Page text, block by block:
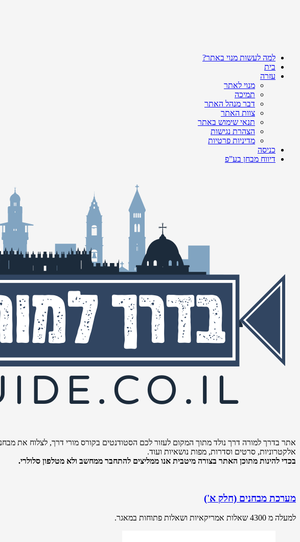
למה לעשות מנוי באתר?
בית
עזרה
מנוי לאתר
תמיכה
דבר מנהל האתר
צוות האתר
תנאי שימוש באתר
הצהרת נגישות
מדיניות פרטיות
כניסה
דיווח מבחן בע”פ
אתר בדרך למורה דרך נולד מתוך המקום לעזור לכם הסטודנטים בקורס מורי דרך, לצלוח את
אלקטרוניות, סרטים וסדרות, מפות נושאיות ועוד.
בכדי להינות מתוכן האתר בצורה מיטבית אנו ממליצים להתחבר ממחשב ולא מטלפון סלולרי.
מערכת מבחנים (חלק א')
למעלה מ 4300 שאלות אמריקאיות ושאלות פתוחות במאגר.